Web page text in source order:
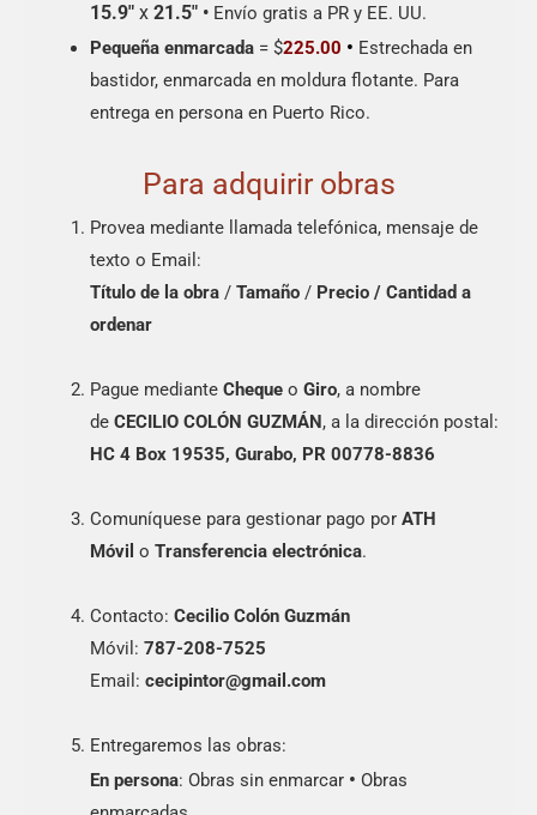
15.9″ x 21.5″ • Envío gratis a PR y EE. UU.
Pequeña enmarcada = $225.00 • Estrechada en
bastidor, enmarcada en moldura flotante. Para
entrega en persona en Puerto Rico.
Para adquirir obras
Provea mediante llamada telefónica, mensaje de
texto o Email:
Título de la obra / Tamaño / Precio / Cantidad a
ordenar
Pague mediante Cheque o Giro, a nombre
de CECILIO COLÓN GUZMÁN, a la dirección postal:
HC 4 Box 19535, Gurabo, PR 00778-8836
Comuníquese para gestionar pago por ATH
Móvil o Transferencia electrónica.
Contacto: Cecilio Colón Guzmán
Móvil: 787-208-7525
Email: cecipintor@gmail.com
Entregaremos las obras:
En persona: Obras sin enmarcar • Obras